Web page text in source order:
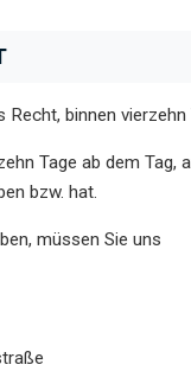
Recht, binnen
Tage ab dem Tag,
bzw. hat.
müssen Sie uns